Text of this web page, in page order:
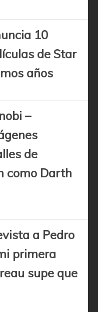
10
de Star
años
–
de
como Darth
a Pedro
primera
supe que